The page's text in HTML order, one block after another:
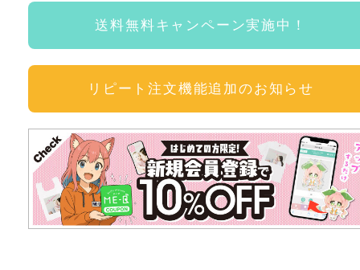
送料無料キャンペーン実施中！
リピート注文機能追加のお知らせ